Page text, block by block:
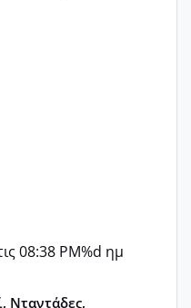
08:38 PM%d ημ
Νταντάδες,